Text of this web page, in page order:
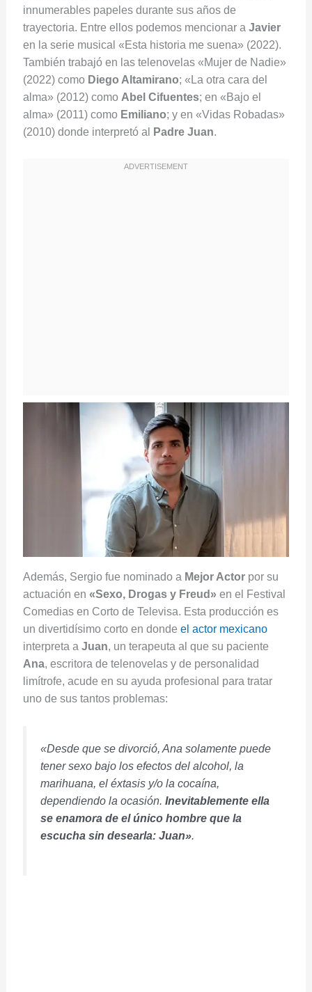
innumerables papeles durante sus años de
trayectoria. Entre ellos podemos mencionar a Javier
en la serie musical «Esta historia me suena» (2022).
También trabajó en las telenovelas «Mujer de Nadie»
(2022) como Diego Altamirano; «La otra cara del
alma» (2012) como Abel Cifuentes; en «Bajo el
alma» (2011) como Emiliano; y en «Vidas Robadas»
(2010) donde interpretó al
Padre Juan.
Además, Sergio fue nominado a Mejor Actorpor su
actuación en «Sexo, Drogas y Freud» en el Festival
Comedias en Corto de Televisa. Esta producción es
un divertidísimo corto en donde el actor mexicano
interpreta a Juan, un terapeuta al que su paciente
Ana, escritora de telenovelas y de personalidad
limítrofe, acude en su ayuda profesional para tratar
uno de sus tantos problemas:
«Desde que se divorció, Ana solamente puede
tener sexo bajo los efectos del alcohol, la
marihuana, el éxtasis y/o la cocaína,
dependiendo la ocasión. Inevitablemente ella
se enamora de el único hombre que la
escucha sin desearla: Juan».